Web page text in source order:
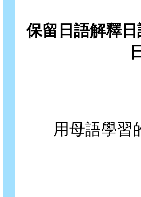
保留日語解釋
用母語學習的